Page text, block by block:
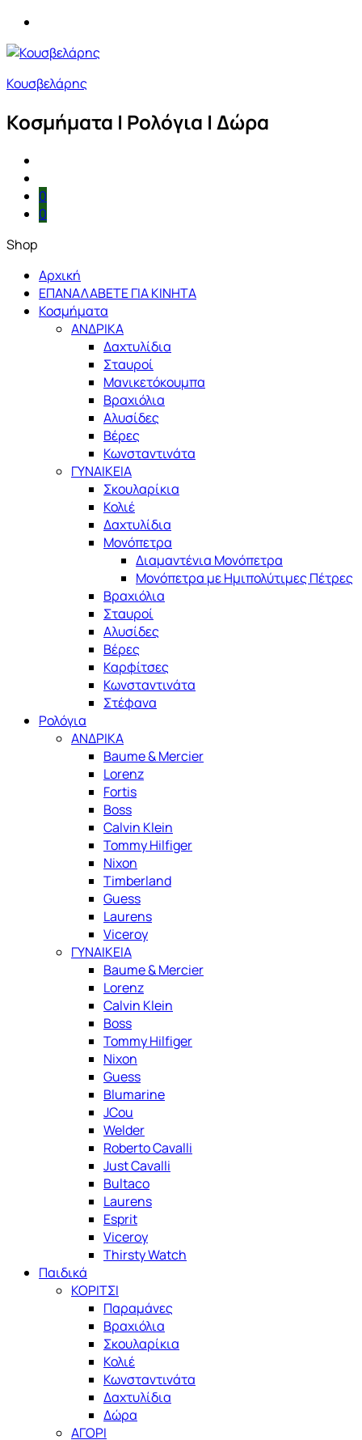
Κουσβελάρης
Κοσμήματα | Ρολόγια | Δώρα
0
0
Shop
Αρχική
ΕΠΑΝΑΛΑΒΕΤΕ ΓΙΑ ΚΙΝΗΤΑ
Κοσμήματα
ΑΝΔΡΙΚΑ
Δαχτυλίδια
Σταυροί
Μανικετόκουμπα
Βραχιόλια
Αλυσίδες
Βέρες
Κωνσταντινάτα
ΓΥΝΑΙΚΕΙΑ
Σκουλαρίκια
Κολιέ
Δαχτυλίδια
Μονόπετρα
Διαμαντένια Μονόπετρα
Μονόπετρα με Ημιπολύτιμες Πέτρες
Βραχιόλια
Σταυροί
Αλυσίδες
Βέρες
Καρφίτσες
Κωνσταντινάτα
Στέφανα
Ρολόγια
ΑΝΔΡΙΚΑ
Baume & Mercier
Lorenz
Fortis
Boss
Calvin Klein
Tommy Hilfiger
Nixon
Timberland
Guess
Laurens
Viceroy
ΓΥΝΑΙΚΕΙΑ
Baume & Mercier
Lorenz
Calvin Klein
Boss
Tommy Hilfiger
Nixon
Guess
Blumarine
JCou
Welder
Roberto Cavalli
Just Cavalli
Bultaco
Laurens
Esprit
Viceroy
Thirsty Watch
Παιδικά
ΚΟΡΙΤΣΙ
Παραμάνες
Βραχιόλια
Σκουλαρίκια
Κολιέ
Κωνσταντινάτα
Δαχτυλίδια
Δώρα
ΑΓΟΡΙ